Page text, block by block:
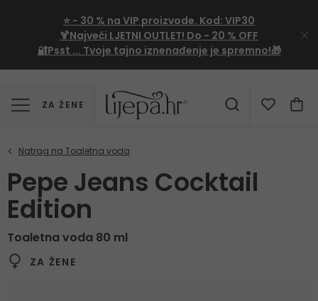
⭐ - 30 % na VIP proizvode. Kod: VIP30
🍹Najveći LJETNI OUTLET! Do - 20 % OFF
🔐Psst ... Tvoje tajno iznenađenje je spremno!🎁
ZA ŽENE
Pepe Jeans Cocktail
Edition
Toaletna voda 80 ml
ZA ŽENE